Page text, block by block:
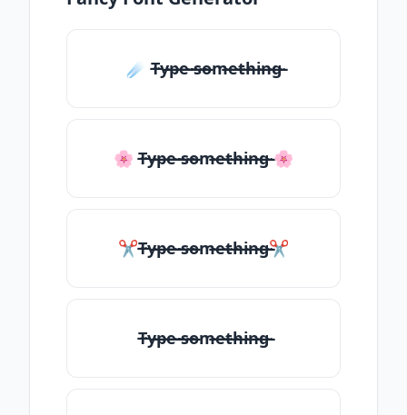
☄️ T̶̴y̶̴p̶̴e̶̴ ̶̴s̶̴o̶̴m̶̴e̶̴t̶̴h̶̴i̶̴n̶̴g̶̴
🌸 T̶̴y̶̴p̶̴e̶̴ ̶̴s̶̴o̶̴m̶̴e̶̴t̶̴h̶̴i̶̴n̶̴g̶̴ 🌸
✂T̶̴y̶̴p̶̴e̶̴ ̶̴s̶̴o̶̴m̶̴e̶̴t̶̴h̶̴i̶̴n̶̴g̶̴✂
T̶̴y̶̴p̶̴e̶̴ ̶̴s̶̴o̶̴m̶̴e̶̴t̶̴h̶̴i̶̴n̶̴g̶̴